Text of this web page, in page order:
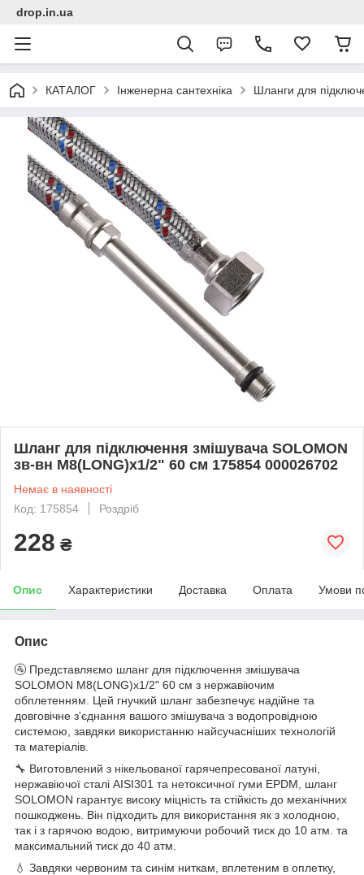
drop.in.ua
КАТАЛОГ Інженерна сантехніка Шланги для
Шланг для підключення змішувача SOLOMON
зв-вн M8(LONG)x1/2" 60 см 175854 000026702
Немає в наявності
Код: 175854
Роздріб
228 ₴
Опис Характеристики Доставка Оплата Умови
Опис
🚰 Представляємо шланг для підключення змішувача
SOLOMON M8(LONG)x1/2" 60 см з нержавіючим
обплетенням. Цей гнучкий шланг забезпечує надійне та
довговічне з'єднання вашого змішувача з водопровідною
системою, завдяки використанню найсучасніших технологій
та матеріалів.
🔧 Виготовлений з нікельованої гарячепресованої латуні,
нержавіючої сталі AISI301 та нетоксичної гуми EPDM, шланг
SOLOMON гарантує високу міцність та стійкість до механічних
пошкоджень. Він підходить для використання як з холодною,
так і з гарячою водою, витримуючи робочий тиск до 10 атм. та
максимальний тиск до 40 атм.
💧 Завдяки червоним та синім ниткам, вплетеним в оплетку,